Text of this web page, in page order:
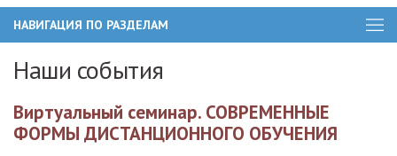
НАВИГАЦИЯ ПО РАЗДЕЛАМ
Наши события
Виртуальный семинар. СОВРЕМЕННЫЕ
ФОРМЫ ДИСТАНЦИОННОГО ОБУЧЕНИЯ